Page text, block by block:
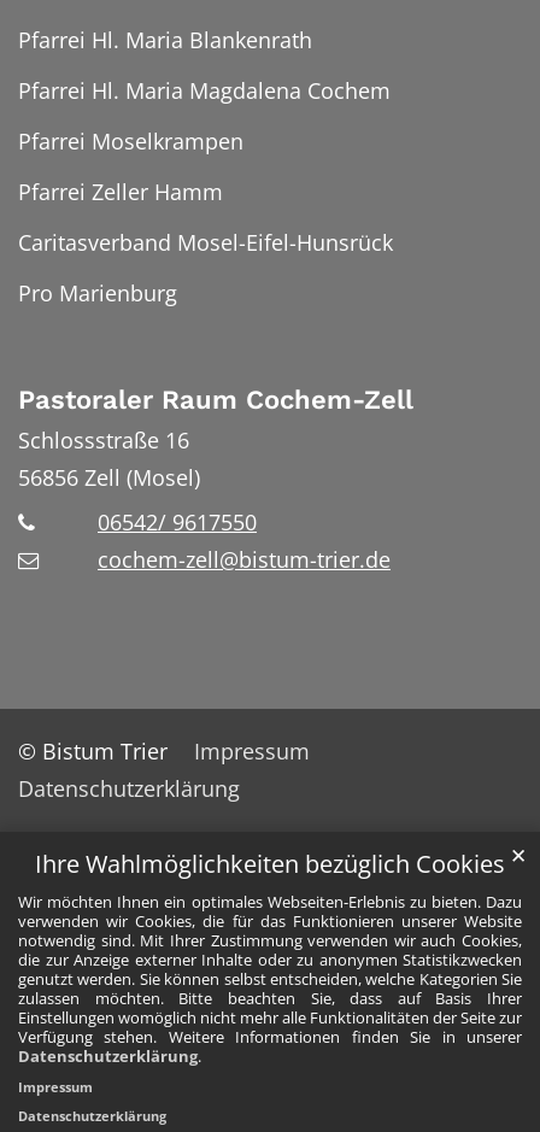
Ihre Wahlmöglichkeiten bezüglich Cookies
Wir möchten Ihnen ein optimales Webseiten-Erlebnis zu bieten. Dazu
verwenden wir Cookies, die für das Funktionieren unserer Website
notwendig sind. Mit Ihrer Zustimmung verwenden wir auch Cookies,
die zur Anzeige externer Inhalte oder zu anonymen Statistikzwecken
genutzt werden. Sie können selbst entscheiden, welche Kategorien Sie
zulassen möchten. Bitte beachten Sie, dass auf Basis Ihrer
Einstellungen womöglich nicht mehr alle Funktionalitäten der Seite zur
Verfügung stehen. Weitere Informationen finden Sie in unserer
Datenschutzerklärung.
✕
Impressum
Datenschutzerklärung
Pfarrei Hl. Maria Blankenrath
Pfarrei Hl. Maria Magdalena Cochem
Pfarrei Moselkrampen
Pfarrei Zeller Hamm
Caritasverband Mosel-Eifel-Hunsrück
Pro Marienburg
Pastoraler Raum Cochem-Zell
Schlossstraße 16
56856 Zell (Mosel)
06542/ 9617550
cochem-zell@bistum-trier.de
© Bistum Trier
Impressum
Datenschutzerklärung